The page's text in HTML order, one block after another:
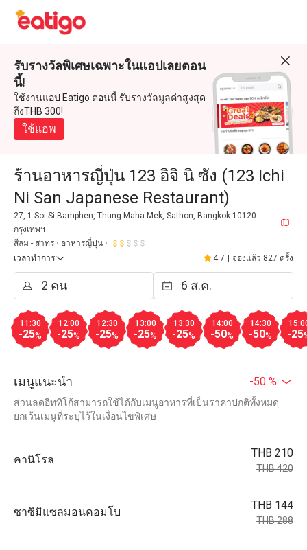
รับรางวัลพิเศษเฉพาะในแอปเลยตอน
นี้!
ใช้งานแอป Eatigo ตอนนี้ รับรางวัลมูลค่าสูงสุด
ถึงTHB 300!
ใช้แอพ
ร้านอาหารญี่ปุ่น 123 อิจิ นิ ซัง (123 Ichi
Ni San Japanese Restaurant)
27, 1 Soi Si Bamphen, Thung Maha Mek, Sathon, Bangkok 10120
กรุงเทพฯ
สีลม - สาทร
อาหารญี่ปุ่น
เวลาทำการ
4.7 จองแล้ว 827 ครั้ง
11:30
-25%
12:00
-25%
12:30
-25%
13:00
-25%
13:30
-25%
14:00
-50%
14:30
-50% -25
เมนูแนะนำ -50 %
ส่วนลดอีททิโก้สามารถใช้ได้กับเมนูอาหารที่เป็นราคาปกติทั้งหมด
ยกเว้นเมนูที่ระบุไว้ในเงื่อนไขพิเศษ
คานิโรล
THB 210
THB 420
ซาซิมิแซลมอนคอมโบ
THB 144
THB 288